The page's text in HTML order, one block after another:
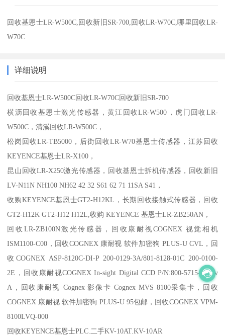
回收基恩士LR-W500C,回收新旧SR-700,回收LR-W70C,哪里回收LR-
W70C
详细说明
回收基恩士LR-W500C回收LR-W70C回收新旧SR-700
横沥回收基恩士激光传感器，黄江回收LR-W500，虎门回收LR-
W500C，清溪回收LR-W500C，
松岗回收LR-TB5000，后街回收LR-W70基恩士传感器，江苏回收
KEYENCE基恩士LR-X100，
昆山回收LR-X250激光传感器，回收基恩士拆机传感器，回收新旧
LV-N11N NH100 NH62 42 32 S61 62 71 11SA S41，
收购KEYENCE基恩士GT2-H12KL，长期回收接触式传感器，回收
GT2-H12K GT2-H12 H12L,收购 KEYENCE 基恩士LR-ZB250AN，
回收LR-ZB100N激光传感器 ，回收康耐视COGNEX 视觉相机
ISM1100-C00，回收COGNEX 康耐视 软件加密狗 PLUS-U CVL，回
收COGNEX ASP-8120C-DI-P 200-0129-3A/801-8128-01C 200-0100-
2E，回收康耐视COGNEX In-sight Digital CCD P/N:800-5715-1 Rev
A，回收康耐视 Cognex 影像卡 Cognex MVS 8100采集卡，回收
COGNEX 康耐视 软件加密狗 PLUS-U 95包邮，回收COGNEX VPM-
8100LVQ-000
回收KEYENCE基恩士PLC.二手KV-10AT.KV-10AR